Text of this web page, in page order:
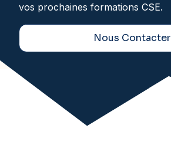
vos prochaines formations CSE.
Nous Contacter